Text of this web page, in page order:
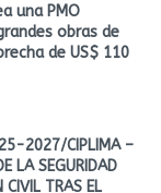
una PMO
obras de
de US$ 110
2027/CIPLIMA –
LA SEGURIDAD
CIVIL TRAS EL